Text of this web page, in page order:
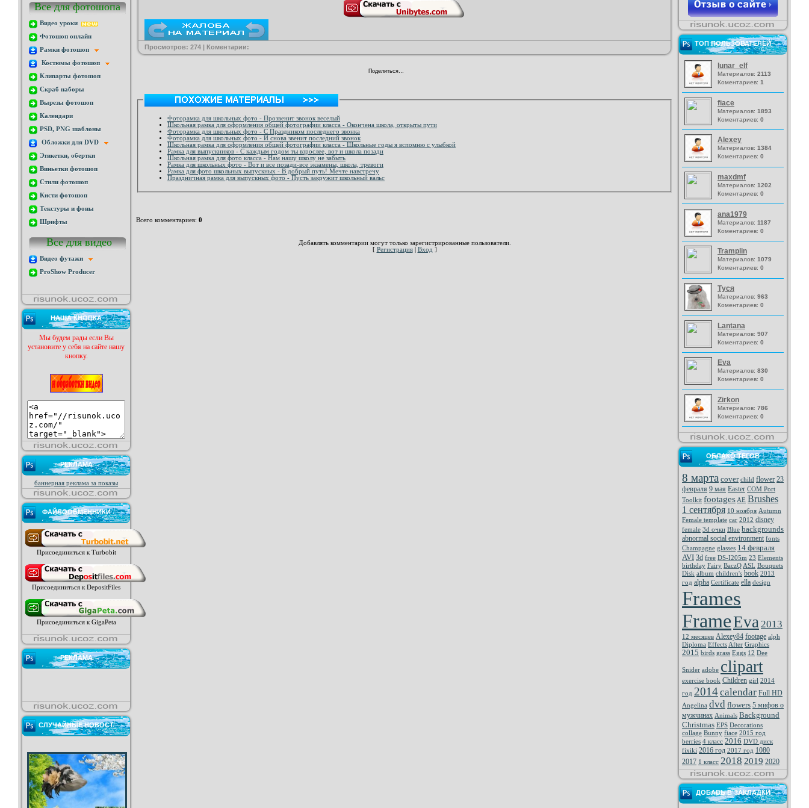
Все для фотошопа
Видео уроки
Фотошоп онлайн
Рамки фотошоп
Костюмы фотошоп
Клипарты фотошоп
Скраб наборы
Вырезы фотошоп
Календари
PSD, PNG шаблоны
Обложки для DVD
Этикетки, обертки
Виньетки фотошоп
Стили фотошоп
Кисти фотошоп
Текстуры и фоны
Шрифты
Все для видео
Видео футажи
ProShow Producer
НАША КНОПКА
Мы будем рады если Вы
установите у себя на сайте нашу
кнопку.
РЕКЛАМА
баннерная реклама за показы
ФАЙЛООБМЕННИКИ
Присоединиться к Turbobit
Присоединиться к DepositFiles
Присоединиться к GigaPeta
РЕКЛАМА
СЛУЧАЙНЫЕ НОВОСТ
Просмотров: 274 | Коментарии:
Поделиться…
Фоторамка для школьных фото - Прозвенит звонок веселый
Школьная рамка для оформления общей фотографии класса - Окончена школа, открыты пути
Фоторамка для школьных фото - С Праздником последнего звонка
Фоторамка для школьных фото - И снова звенит последний звонок
Школьная рамка для оформления общей фотографии класса - Школьные годы я вспомню с улыбкой
Рамка для выпускников - С каждым годом ты взрослее, вот и школа позади
Школьная рамка для фото класса - Нам нашу школу не забыть
Рамка для школьных фото - Вот и все позади-все экзамены, школа, тревоги
Рамка для фото школьных выпускных - В добрый путь! Мечте навстречу
Праздничная рамка для выпускных фото - Пусть закружит школьный вальс
Всего комментариев: 0
Добавлять комментарии могут только зарегистрированные пользователи.
[ Регистрация| Вход ]
ТОП ПОЛЬЗОВАТЕЛЕЙ
lunar_elf
Материалов: 2113
Коментариев: 1
fiace
Материалов: 1893
Коментариев: 0
Alexey
Материалов: 1384
Коментариев: 0
maxdmf
Материалов: 1202
Коментариев: 0
ana1979
Материалов: 1187
Коментариев: 0
Tramplin
Материалов: 1079
Коментариев: 0
Туся
Материалов: 963
Коментариев: 0
Lantana
Материалов: 907
Коментариев: 0
Eva
Материалов: 830
Коментариев: 0
Zirkon
Материалов: 786
Коментариев: 0
ОБЛАКО ТЕГОВ
8 марта cover child flower 23
февраля 9 мая Easter COM Port
Toolkit footages AE Brushes
1 сентября 10 ноября Autumn
Female template car 2012 disney
female 3d очки Blue backgrounds
abnormal social environment fonts
Champagne glasses 14 февраля
AVI 3d free DS-I205m 23 Elements
birthday Fairy BaczQ ASL Bouquets
Disk album children's book 2013
год alpha Certificate ella design
Frames
FrameEva 2013
12 месяцев Alexey84 footage alph
Diploma Effects After Graphics
2015 birds grass Eggs 12 Dee
Snider adobe clipart
exercise book Children girl 2014
год 2014calendar Full HD
Angelina dvd flowers 5 мифов о
мужчинах Animals Background
Christmas EPS Decorations
collage Bunny fiace 2015 год
berries 4 класс 2016 DVD диск
fixiki 2016 год 2017 год 1080
2017 1 класс 2018 2019 2020
ДОБАВЬ В ЗАКЛАДКИ